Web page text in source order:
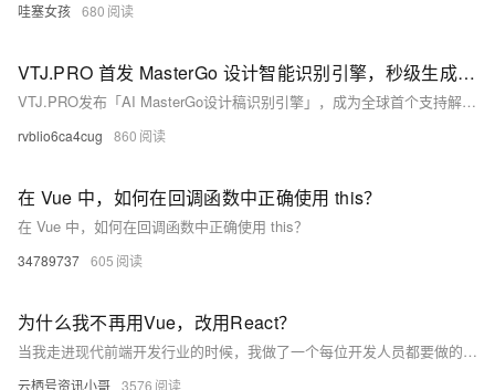
哇塞女孩 680
VTJ.PRO 首发 MasterGo 设计智能识别引擎，秒级生成 Vue 代码
VTJ.PRO发布「AI MasterGo设计稿识别引擎」，成为全球首个支持解析MasterGo原生JSON文件并自动生成Vue组件的AI工具。通过双引擎架构，实现设计到代码全流程自动化，效率提升300%，助力企业降本增效，引领“设计即生产”新时代。
rvblio6ca4cug 860
在 Vue 中，如何在回调函数中正确使用 this？
在 Vue 中，如何在回调函数中正确使用 this？
34789737 605
为什么我不再用Vue，改用React？
当我走进现代前端开发行业的时候，我做了一个每位开发人员都要做的决策：选择一个合适的框架。当时正逢 jQuery 被淘汰，前端开发者们不再用它编写难看的、非结构化的老式 JavaScript 程序了。
云栖号资讯小哥 3576